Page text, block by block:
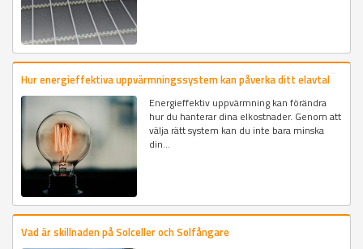
Hur energieffektiva uppvärmningssystem kan påverka ditt elavtal
Energieffektiv uppvärmning kan förändra
hur du hanterar dina elkostnader. Genom att
välja rätt system kan du inte bara minska
din...
Vad är skillnaden på Solceller och Solfångare